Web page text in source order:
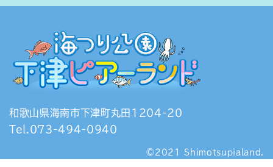
和歌山県海南市下津町丸田1204-20
Tel.073-494-0940
©2021 Shimotsupialand.